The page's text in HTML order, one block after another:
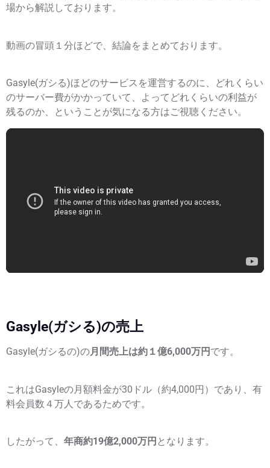
場から解説しております。
動画の冒頭１分ほどで、結論をまとめております。
Gasyle(ガシる)ほどのサービスを運営するのに、どれくらい
のサーバー費がかかっていて、よってどれくらいの利益が
残るのか、ということが気になる方はご視聴ください。
Gasyle(ガシる)の売上
Gasyle(ガシるの)の月間売上は約１億6,000万円 です。
これはGasyleの月額料金が30ドル（約4,000円）であり、有
料会員数４万人であるためです。
したがって、 年商約19億2,000万円 となります。